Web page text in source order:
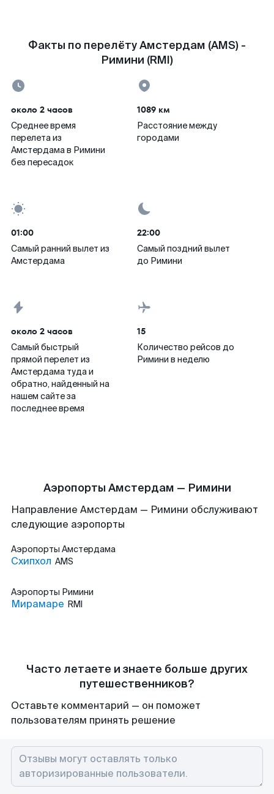
Факты по перелёту Амстердам (AMS) -
Римини (RMI)
около 2 часов
Среднее время
перелета из
Амстердама в Римини
без пересадок
1089 км
Расстояние между
городами
01:00
Самый ранний вылет из
Амстердама
22:00
Самый поздний вылет
до Римини
около 2 часов
Самый быстрый
прямой перелет из
Амстердама туда и
обратно, найденный на
нашем сайте за
последнее время
15
Количество рейсов до
Римини в неделю
Аэропорты Амстердам — Римини
Направление Амстердам — Римини обслуживают
следующие аэропорты
Аэропорты Амстердама
Схипхол AMS
Аэропорты Римини
Мирамаре RMI
Часто летаете и знаете больше других
путешественников?
Оставьте комментарий — он поможет
пользователям принять решение